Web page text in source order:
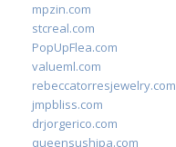
mpzin.com
stcreal.com
PopUpFlea.com
valueml.com
rebeccatorresjewelry.com
jmpbliss.com
drjorgerico.com
queensushipa.com